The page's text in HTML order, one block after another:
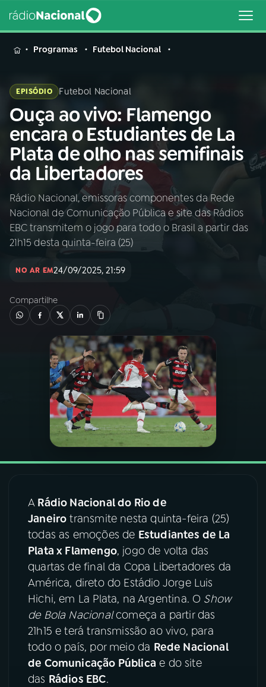
MENU
Buscar
na
Rádio
Nacional
Buscar
AO VIVO
01INÍCIO
A RÁDIO
PROGRAMAÇÃO
PROGRAMAS
PODCASTS
VIDEOCASTS
ACOMPANHE A RÁDIO NACIONAL
YouTube Facebook
Instagram X
TikTok
Programas Futebol Nacional
EPISÓDIO Futebol Nacional
Ouça ao vivo: Flamengo
encara o Estudiantes de La
Plata de olho nas semifinais
da Libertadores
Rádio Nacional, emissoras componentes da Rede
Nacional de Comunicação Pública e site das Rádios
EBC transmitem o jogo para todo o Brasil a partir das
21h15 desta quinta-feira (25)
NO AR EM24/09/2025, 21:59
Compartilhe
A Rádio Nacional do Rio de
Janeiro transmite nesta quinta-feira (25)
todas as emoções de Estudiantes de La
Plata x Flamengo, jogo de volta das
quartas de final da Copa Libertadores da
América, direto do Estádio Jorge Luis
Hichi, em La Plata, na Argentina. O Show
de Bola Nacionalcomeça a partir das
21h15 e terá transmissão ao vivo, para
todo o país, por meio da Rede Nacional
de Comunicação Pública e do site
das Rádios EBC.